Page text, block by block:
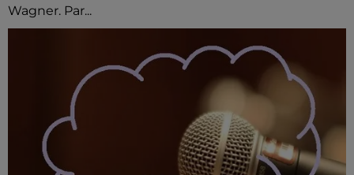
Wagner. Par...